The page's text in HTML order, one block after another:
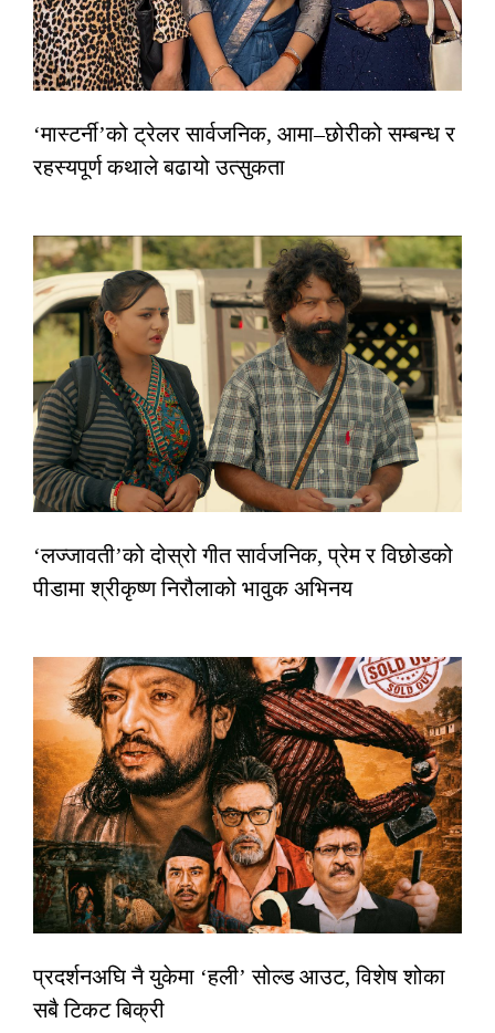
‘मास्टर्नी’को ट्रेलर सार्वजनिक, आमा–छोरीको सम्बन्ध र
रहस्यपूर्ण कथाले बढायो उत्सुकता
‘लज्जावती’को दोस्रो गीत सार्वजनिक, प्रेम र विछोडको
पीडामा श्रीकृष्ण निरौलाको भावुक अभिनय
प्रदर्शनअघि नै युकेमा ‘हली’ सोल्ड आउट, विशेष शोका
सबै टिकट बिक्री